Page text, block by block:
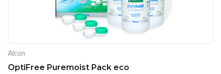
Alcon
OptiFree Puremoist Pack eco